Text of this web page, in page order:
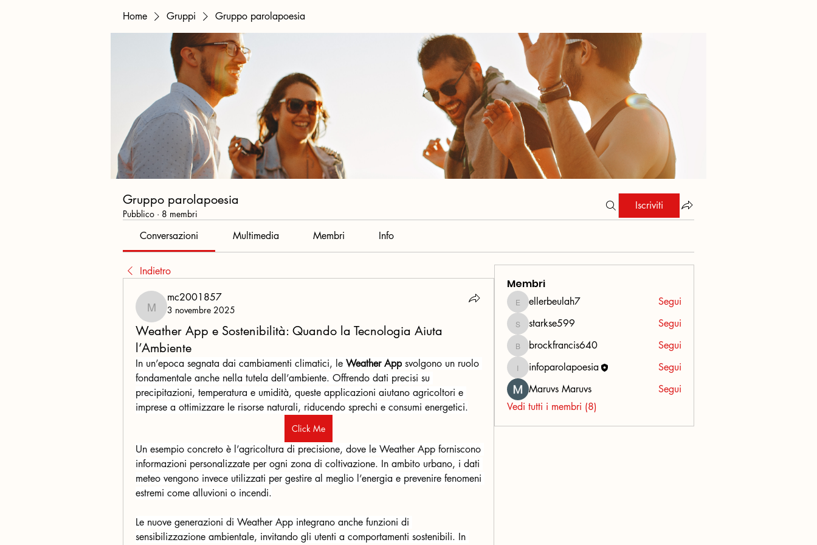
Home Gruppi Gruppo parolapoesia
Gruppo parolapoesia
Pubblico · 8 membri
Iscriviti
Conversazioni Multimedia Membri Info
Indietro
mc2001857
mc2001857
3 novembre 2025
Weather App e Sostenibilità: Quando la Tecnologia Aiuta
l’Ambiente
In un’epoca segnata dai cambiamenti climatici, le Weather App svolgono un ruolo
fondamentale anche nella tutela dell’ambiente. Offrendo dati precisi su
precipitazioni, temperatura e umidità, queste applicazioni aiutano agricoltori e
imprese a ottimizzare le risorse naturali, riducendo sprechi e consumi energetici.
Click Me
Un esempio concreto è l’agricoltura di precisione, dove le Weather App forniscono
informazioni personalizzate per ogni zona di coltivazione. In ambito urbano, i dati
meteo vengono invece utilizzati per gestire al meglio l’energia e prevenire fenomeni
estremi come alluvioni o incendi.
Le nuove generazioni di Weather App integrano anche funzioni di
sensibilizzazione ambientale, invitando gli utenti a comportamenti sostenibili. In
Membri
ellerbeulah7
ellerbeulah7 Segui
starkse599
starkse599 Segui
brockfrancis640
brockfrancis640 Segui
infoparolapoesia
infoparolapoesia
Segui
Maruvs Maruvs
Segui
Vedi tutti i membri (8)